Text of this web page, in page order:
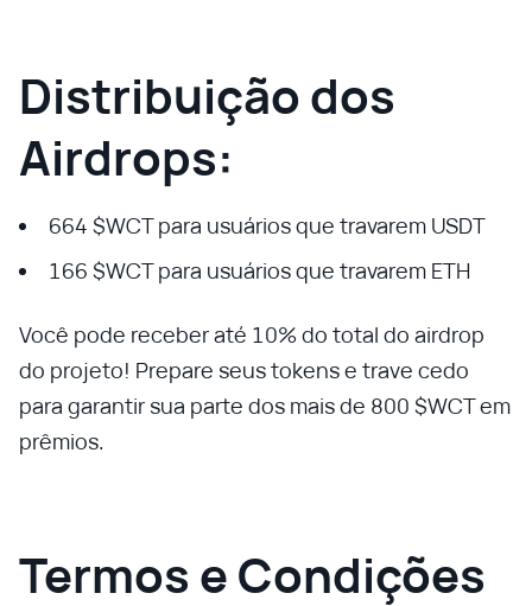
Distribuição dos
Airdrops:
664 $WCT para usuários que travarem USDT
166 $WCT para usuários que travarem ETH
Você pode receber até 10% do total do airdrop
do projeto! Prepare seus tokens e trave cedo
para garantir sua parte dos mais de 800 $WCT em
prêmios.
Termos e Condições